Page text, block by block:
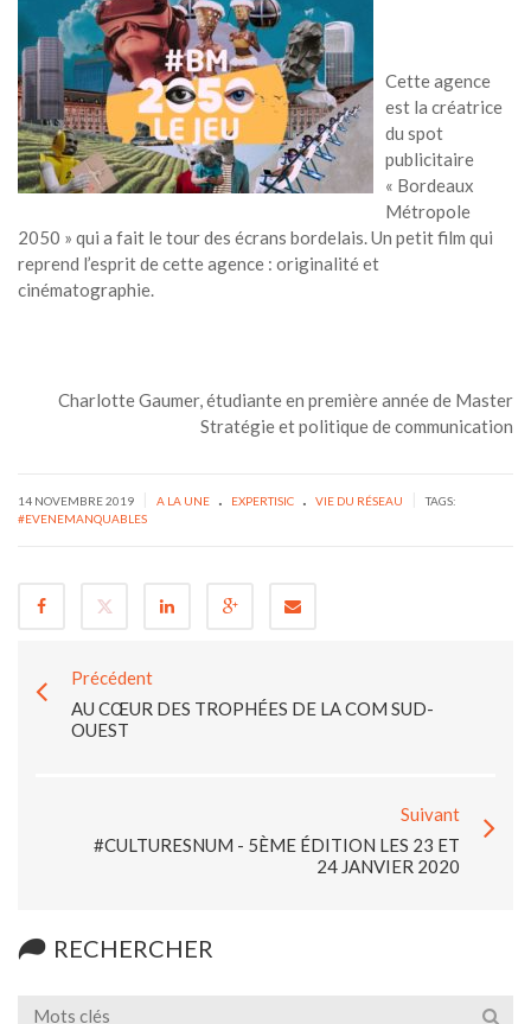
Cette agence
est la créatrice
du spot
publicitaire
« Bordeaux
Métropole
2050 » qui a fait le tour des écrans bordelais. Un petit film qui
reprend l’esprit de cette agence : originalité et
cinématographie.
Charlotte Gaumer, étudiante en première année de Master
Stratégie et politique de communication
14 NOVEMBRE 2019 A LA UNE . EXPERTISIC . VIE DU RÉSEAU
TAGS:
#EVENEMANQUABLES
Précédent
AU CŒUR DES TROPHÉES DE LA COM SUD-
OUEST
Suivant
#CULTURESNUM - 5ÈME ÉDITION LES 23 ET
24 JANVIER 2020
RECHERCHER